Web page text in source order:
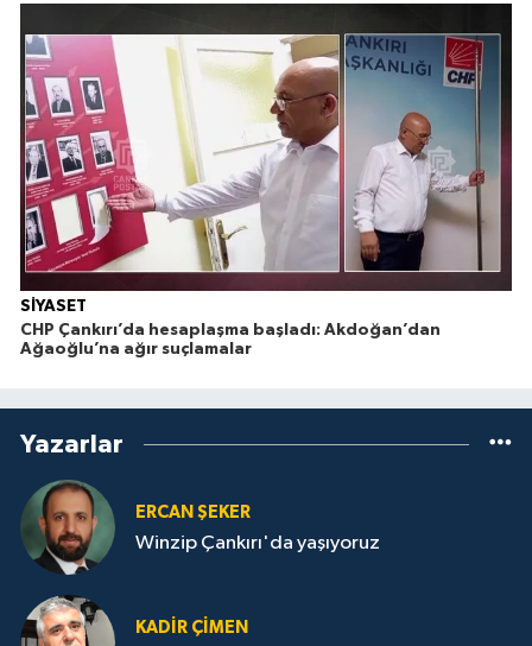
SİYASET
CHP Çankırı’da hesaplaşma başladı: Akdoğan’dan
Ağaoğlu’na ağır suçlamalar
Yazarlar
ERCAN ŞEKER
Winzip Çankırı'da yaşıyoruz
KADIR ÇIMEN